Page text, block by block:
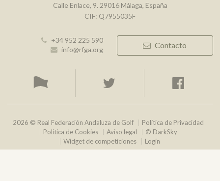
Calle Enlace, 9. 29016 Málaga, España
CIF: Q7955035F
+34 952 225 590
info@rfga.org
Contacto
2026 © Real Federación Andaluza de Golf
Política de Privacidad
Política de Cookies
Aviso legal
© DarkSky
Widget de competiciones
Login